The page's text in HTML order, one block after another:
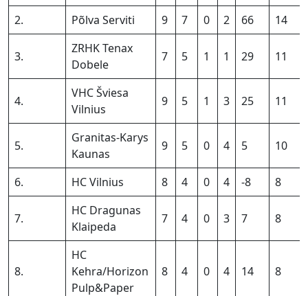
2.
Põlva Serviti 9 7 0 2 66 14
3.
ZRHK Tenax
Dobele
7 5 1 1 29 11
4.
VHC Šviesa
Vilnius
9 5 1 3 25 11
5.
Granitas-Karys
Kaunas
9 5 0 4 5 10
6. HC Vilnius 8 4 0 4 -8 8
7.
HC Dragunas
Klaipeda
7 4 0 3 7 8
8.
HC
Kehra/Horizon
Pulp&Paper
8 4 0 4 14 8